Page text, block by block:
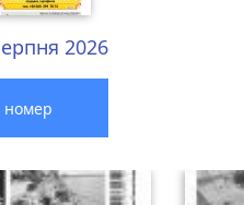
2026
номер